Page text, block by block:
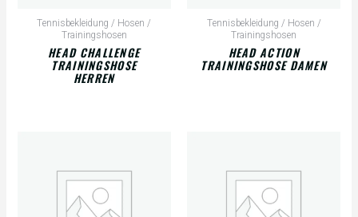
Tennisbekleidung / Hosen /
Trainingshosen
HEAD CHALLENGE
TRAININGSHOSE
HERREN
Tennisbekleidung / Hosen /
Trainingshosen
HEAD ACTION
TRAININGSHOSE DAMEN